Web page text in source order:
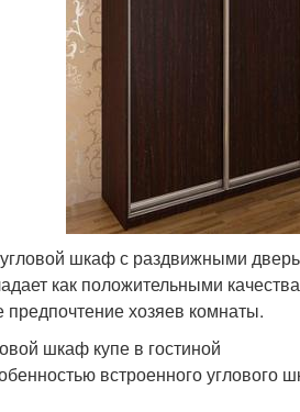
шкаф с раздвижными
как положительными
предпочтение хозяев комнаты.
шкаф купе в гостиной
встроенного углового